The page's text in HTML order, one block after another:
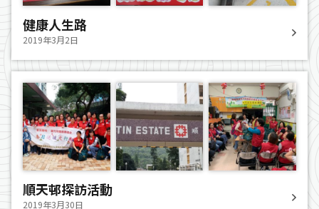
健康人生路
2019年3月2日
順天邨探訪活動
2019年3月30日